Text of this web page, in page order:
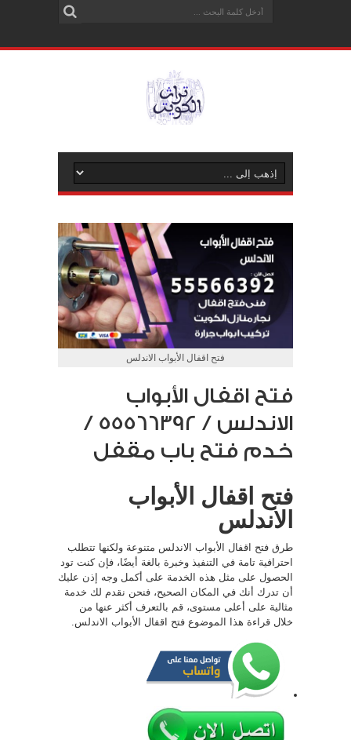
فتح اقفال الأبواب الاندلس
فتح اقفال الأبواب
الاندلس / 55566392 /
خدم فتح باب مقفل
فتح اقفال الأبواب
الاندلس
طرق فتح اقفال الأبواب الاندلس متنوعة ولكنها تتطلب
احترافية تامة في التنفيذ وخبرة بالغة أيضًا، فإن كنت تود
الحصول على مثل هذه الخدمة على أكمل وجه إذن عليك
أن تدرك أنك في المكان الصحيح، فنحن نقدم لك خدمة
مثالية على أعلى مستوى، قم بالتعرف أكثر عنها من
خلال قراءة هذا الموضوع فتح اقفال الأبواب الاندلس.